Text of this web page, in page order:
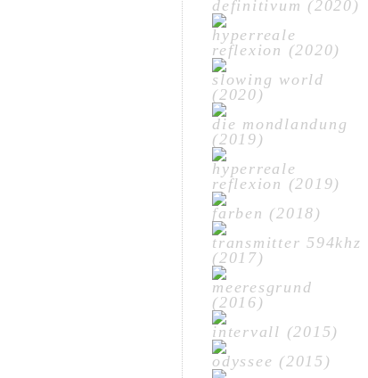
definitivum (2020)
hyperreale
reflexion (2020)
slowing world
(2020)
die mondlandung
(2019)
hyperreale
reflexion (2019)
farben (2018)
transmitter 594khz
(2017)
meeresgrund
(2016)
intervall (2015)
odyssee (2015)